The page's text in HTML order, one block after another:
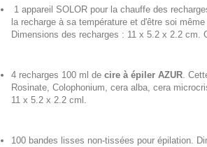
1 appareil SOLOR pour la chauffe des
la recharge à sa température et d'être soi
Dimensions des recharges : 11 x 5.2 x 2.2 cm.
4 recharges 100 ml de cire à épiler AZUR.
Rosinate, Colophonium, cera alba, cera
11 x 5.2 x 2.2 cml.
100 bandes lisses non-tissées pour épilation.